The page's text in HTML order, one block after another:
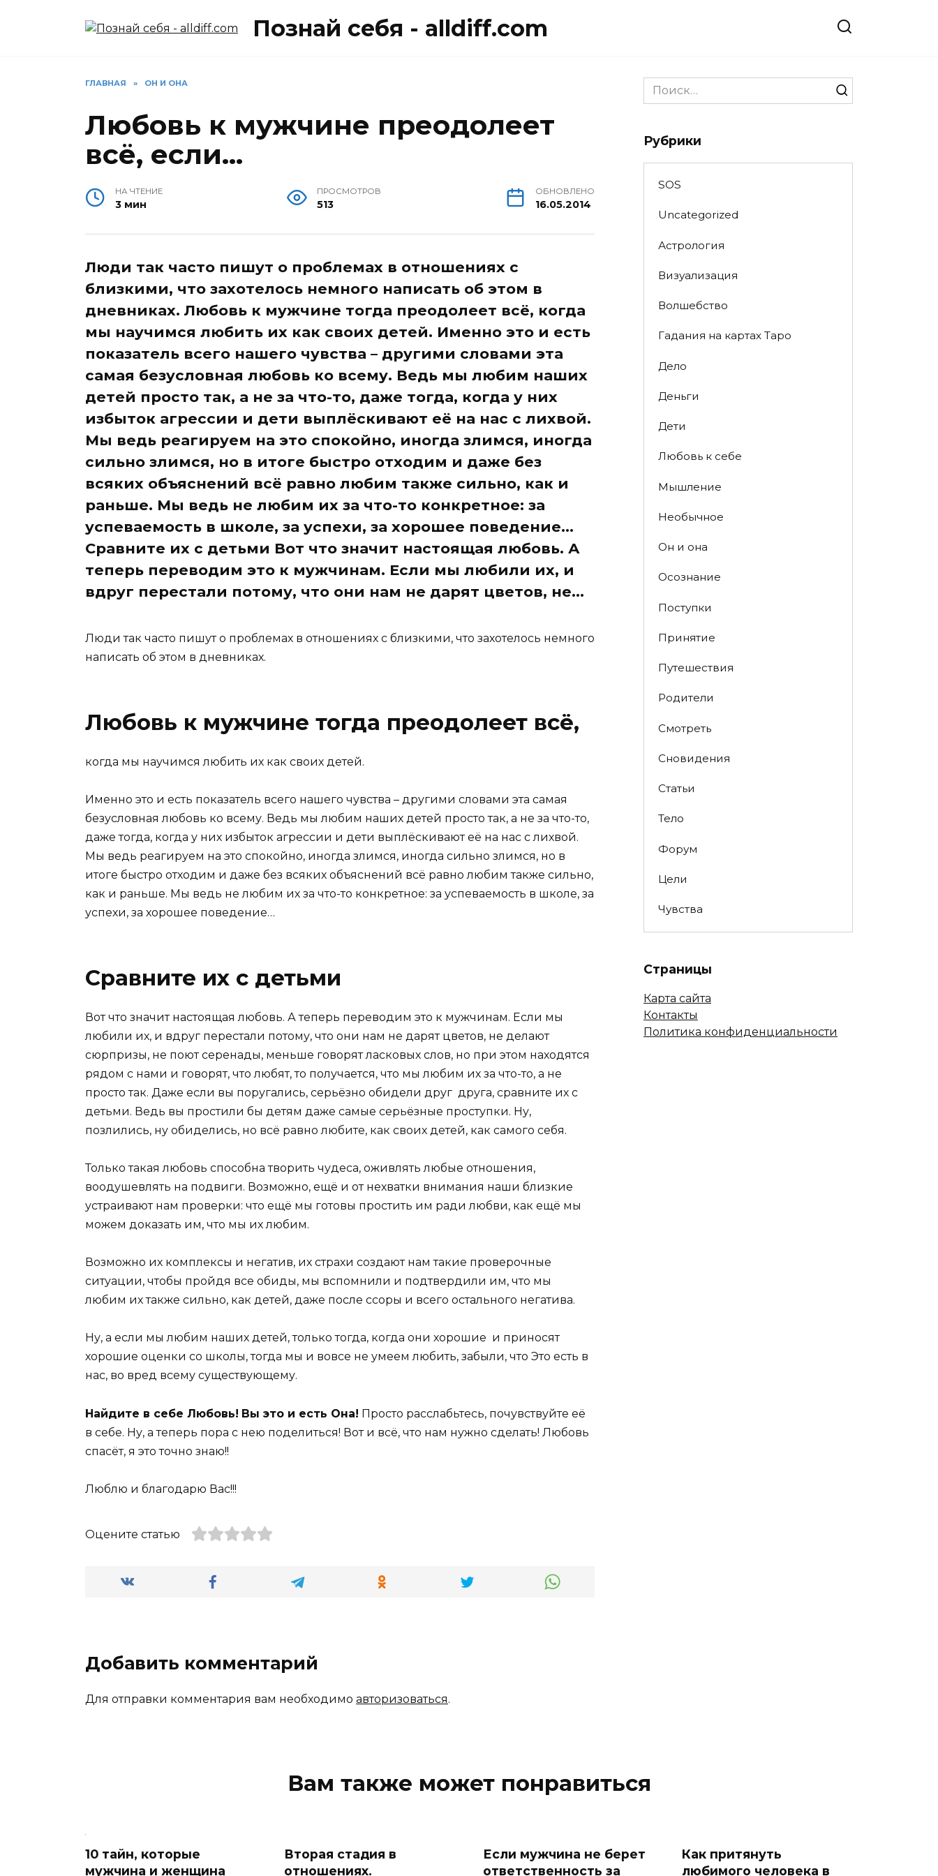
Познай себя - alldiff.com
ГЛАВНАЯ » ОН И ОНА
Любовь к мужчине преодолеет
всё, если…
НА ЧТЕНИЕ
3 мин
ПРОСМОТРОВ
513
ОБНОВЛЕНО
16.05.2014
Люди так часто пишут о проблемах в отношениях с
близкими, что захотелось немного написать об этом в
дневниках. Любовь к мужчине тогда преодолеет всё, когда
мы научимся любить их как своих детей. Именно это и есть
показатель всего нашего чувства – другими словами эта
самая безусловная любовь ко всему. Ведь мы любим наших
детей просто так, а не за что-то, даже тогда, когда у них
избыток агрессии и дети выплёскивают её на нас с лихвой.
Мы ведь реагируем на это спокойно, иногда злимся, иногда
сильно злимся, но в итоге быстро отходим и даже без
всяких объяснений всё равно любим также сильно, как и
раньше. Мы ведь не любим их за что-то конкретное: за
успеваемость в школе, за успехи, за хорошее поведение…
Сравните их с детьми Вот что значит настоящая любовь. А
теперь переводим это к мужчинам. Если мы любили их, и
вдруг перестали потому, что они нам не дарят цветов, не...
Люди так часто пишут о проблемах в отношениях с близкими, что захотелось немного
написать об этом в дневниках.
Любовь к мужчине тогда преодолеет всё,
когда мы научимся любить их как своих детей.
Именно это и есть показатель всего нашего чувства – другими словами эта самая
безусловная любовь ко всему. Ведь мы любим наших детей просто так, а не за что-то,
даже тогда, когда у них избыток агрессии и дети выплёскивают её на нас с лихвой.
Мы ведь реагируем на это спокойно, иногда злимся, иногда сильно злимся, но в
итоге быстро отходим и даже без всяких объяснений всё равно любим также сильно,
как и раньше. Мы ведь не любим их за что-то конкретное: за успеваемость в школе, за
успехи, за хорошее поведение…
Сравните их с детьми
Вот что значит настоящая любовь. А теперь переводим это к мужчинам. Если мы
любили их, и вдруг перестали потому, что они нам не дарят цветов, не делают
сюрпризы, не поют серенады, меньше говорят ласковых слов, но при этом находятся
рядом с нами и говорят, что любят, то получается, что мы любим их за что-то, а не
просто так. Даже если вы поругались, серьёзно обидели друг друга, сравните их с
детьми. Ведь вы простили бы детям даже самые серьёзные проступки. Ну,
позлились, ну обиделись, но всё равно любите, как своих детей, как самого себя.
Только такая любовь способна творить чудеса, оживлять любые отношения,
воодушевлять на подвиги. Возможно, ещё и от нехватки внимания наши близкие
устраивают нам проверки: что ещё мы готовы простить им ради любви, как ещё мы
можем доказать им, что мы их любим.
Возможно их комплексы и негатив, их страхи создают нам такие проверочные
ситуации, чтобы пройдя все обиды, мы вспомнили и подтвердили им, что мы
любим их также сильно, как детей, даже после ссоры и всего остального негатива.
Ну, а если мы любим наших детей, только тогда, когда они хорошие и приносят
хорошие оценки со школы, тогда мы и вовсе не умеем любить, забыли, что Это есть в
нас, во вред всему существующему.
Найдите в себе Любовь! Вы это и есть Она! Просто расслабьтесь, почувствуйте её
в себе. Ну, а теперь пора с нею поделиться! Вот и всё, что нам нужно сделать! Любовь
спасёт, я это точно знаю!!
Люблю и благодарю Вас!!!
Оцените статью
Добавить комментарий
Для отправки комментария вам необходимо авторизоваться.
Search
for:
Рубрики
SOS
Uncategorized
Астрология
Визуализация
Волшебство
Гадания на картах Таро
Дело
Деньги
Дети
Любовь к себе
Мышление
Необычное
Он и она
Осознание
Поступки
Принятие
Путешествия
Родители
Смотреть
Сновидения
Статьи
Тело
Форум
Цели
Чувства
Страницы
Карта сайта
Контакты
Политика конфиденциальности
Вам также может понравиться
10 тайн, которые
мужчина и женщина
Вторая стадия в
отношениях.
Если мужчина не берет
ответственность за
Как притянуть
любимого человека в